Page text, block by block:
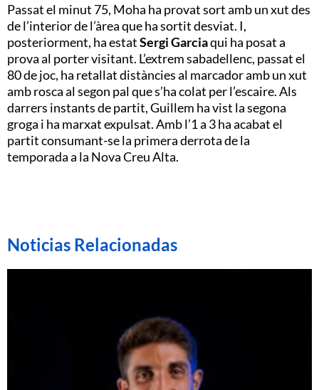
Passat el minut 75, Moha ha provat sort amb un xut des
de l’interior de l’àrea que ha sortit desviat. I,
posteriorment, ha estatSergi Garciaqui ha posat a
prova al porter visitant. L’extrem sabadellenc, passat el
80 de joc, ha retallat distàncies al marcador amb un xut
amb rosca al segon pal que s’ha colat per l’escaire. Als
darrers instants de partit, Guillem ha vist la segona
groga i ha marxat expulsat. Amb l’1 a 3 ha acabat el
partit consumant-se la primera derrota de la
temporada a la Nova Creu Alta.
Noticias Relacionadas